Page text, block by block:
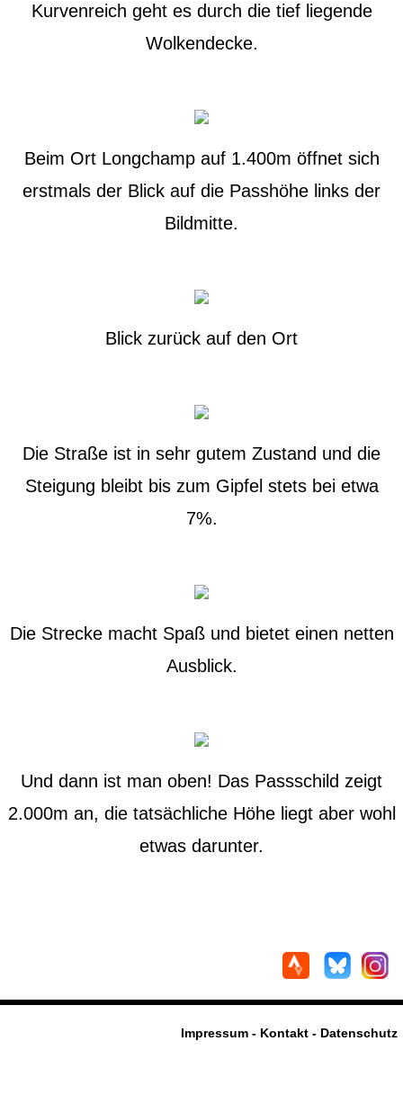
Kurvenreich geht es durch die tief liegende
Wolkendecke.
Beim Ort Longchamp auf 1.400m öffnet sich
erstmals der Blick auf die Passhöhe links der
Bildmitte.
Blick zurück auf den Ort
Die Straße ist in sehr gutem Zustand und die
Steigung bleibt bis zum Gipfel stets bei etwa
7%.
Die Strecke macht Spaß und bietet einen netten
Ausblick.
Und dann ist man oben! Das Passschild zeigt
2.000m an, die tatsächliche Höhe liegt aber wohl
etwas darunter.
Impressum - Kontakt - Datenschutz